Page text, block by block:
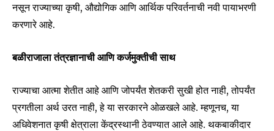
नसून राज्याच्या कृषी, औद्योगिक आणि आर्थिक परिवर्तनाची नवी पायाभरणी
करणारे आहे.
बळीराजाला तंत्रज्ञानाची आणि कर्जमुक्तीची साथ
राज्याचा आत्मा शेतीत आहे आणि जोपर्यंत शेतकरी सुखी होत नाही, तोपर्यंत
प्रगतीला अर्थ उरत नाही, हे या सरकारने ओळखले आहे. म्हणूनच, या
अधिवेशनात कृषी क्षेत्राला केंद्रस्थानी ठेवण्यात आले आहे. थकबाकीदार